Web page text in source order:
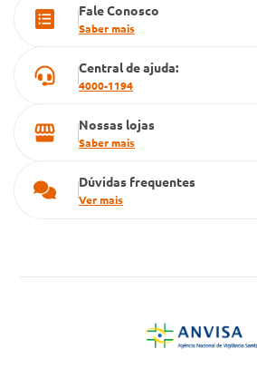
Cartão Grupo Conde
Fale Conosco
Saber mais
Central de ajuda:
4000-1194
Nossas lojas
Saber mais
Dúvidas frequentes
Ver mais